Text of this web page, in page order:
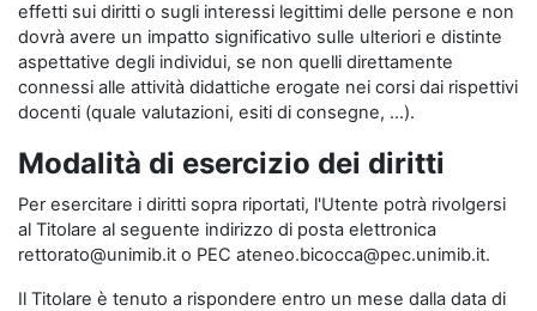
effetti sui diritti o sugli interessi legittimi delle persone e non
dovrà avere un impatto significativo sulle ulteriori e distinte
aspettative degli individui, se non quelli direttamente
connessi alle attività didattiche erogate nei corsi dai rispettivi
docenti (quale valutazioni, esiti di consegne, …).
Modalità di esercizio dei diritti
Per esercitare i diritti sopra riportati, l'Utente potrà rivolgersi
al Titolare al seguente indirizzo di posta elettronica
rettorato@unimib.it o PEC ateneo.bicocca@pec.unimib.it.
Il Titolare è tenuto a rispondere entro un mese dalla data di